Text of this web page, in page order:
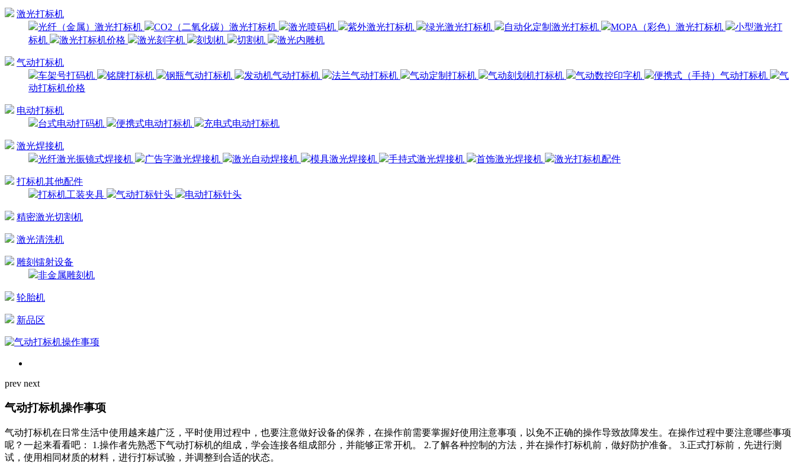
激光打标机
光纤（金属）激光打标机
CO2（二氧化碳）激光打标机 激光喷码机 紫外激光打标机 绿光激光打标机 自动化定制激光打标机 MOPA（彩色）激光打标机
小型激光打
标机
激光打标机价格 激光刻字机 刻划机 切割机 激光内雕机
气动打标机
车架号打码机
铭牌打标机 钢瓶气动打标机 发动机气动打标机 法兰气动打标机 气动定制打标机 气动刻划机打标机 气动数控印字机 便携式（手持）气动打标机
气
动打标机价格
电动打标机
台式电动打码机
便携式电动打标机 充电式电动打标机
激光焊接机
光纤激光振镜式焊接机
广告字激光焊接机 激光自动焊接机 模具激光焊接机 手持式激光焊接机 首饰激光焊接机 激光打标机配件
打标机其他配件
打标机工装夹具
气动打标针头 电动打标针头
精密激光切割机
激光清洗机
雕刻镭射设备
非金属雕刻机
轮胎机
新品区
prev next
气动打标机操作事项
气动打标机在日常生活中使用越来越广泛，平时使用过程中，也要注意做好设备的保养，在操作前需要掌握好使用注意事项，以免不正确的操作导致故障发生。在操作过程中要注意哪些事项
呢？一起来看看吧： 1.操作者先熟悉下气动打标机的组成，学会连接各组成部分，并能够正常开机。 2.了解各种控制的方法，并在操作打标机前，做好防护准备。 3.正式打标前，先进行测
试，使用相同材质的材料，进行打标试验，并调整到合适的状态。